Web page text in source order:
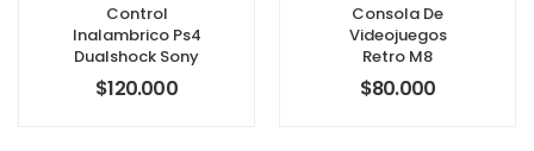
Control
Inalambrico Ps4
Dualshock Sony
$120.000
Consola De
Videojuegos
Retro M8
$80.000